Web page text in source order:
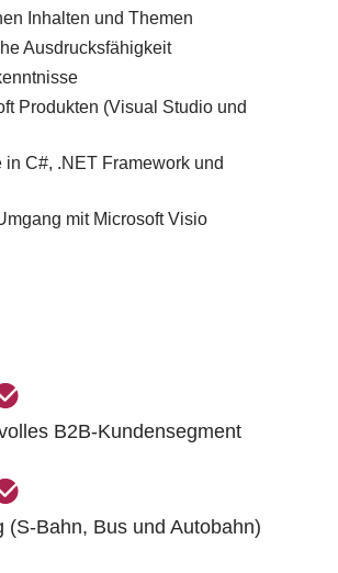
Inhalten und Themen
Ausdrucksfähigkeit
Produkten (Visual Studio und
C#, .NET Framework und
mit Microsoft Visio
B2B-Kundensegment
(S-Bahn, Bus und Autobahn)